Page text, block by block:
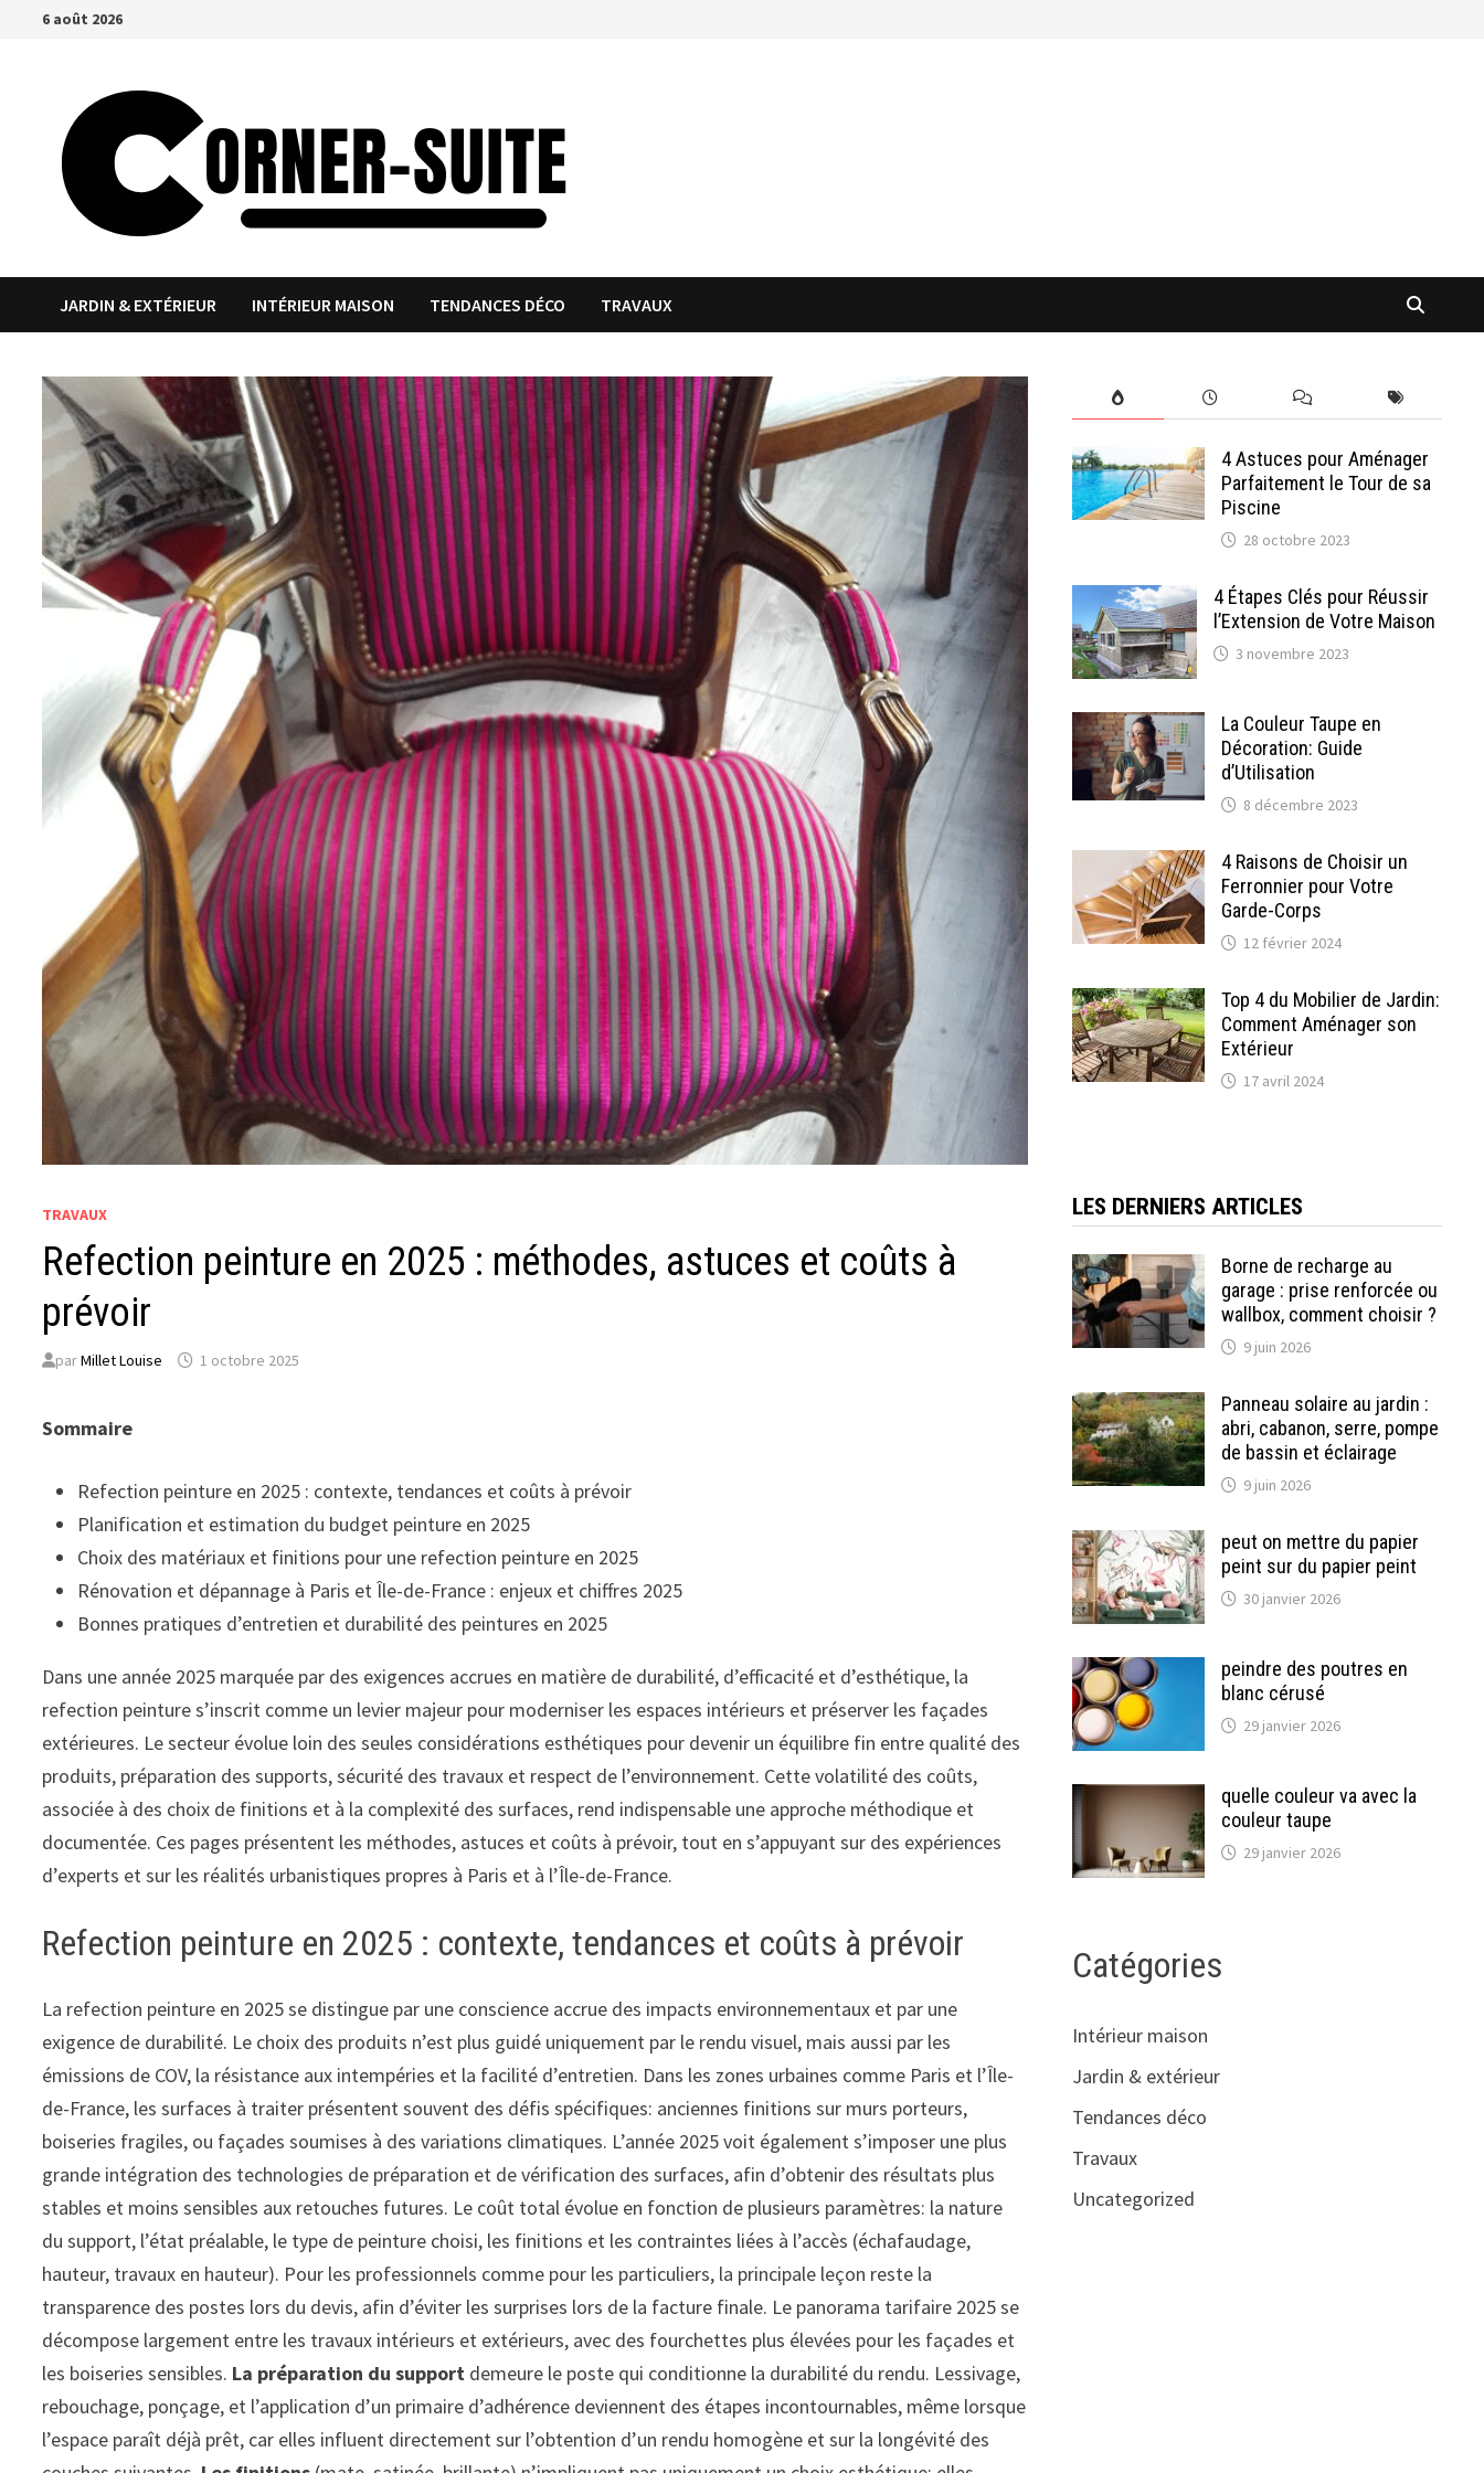
Passer6 août 2026
JARDIN & EXTÉRIEUR INTÉRIEUR MAISON TENDANCES DÉCO TRAVAUX
TRAVAUX
Refection peinture en 2025 : méthodes, astuces et coûts à
prévoir
parMillet Louise 1 octobre 2025
Sommaire
Refection peinture en 2025 : contexte, tendances et coûts à prévoir
Planification et estimation du budget peinture en 2025
Choix des matériaux et finitions pour une refection peinture en 2025
Rénovation et dépannage à Paris et Île-de-France : enjeux et chiffres 2025
Bonnes pratiques d’entretien et durabilité des peintures en 2025
Dans une année 2025 marquée par des exigences accrues en matière de durabilité, d’efficacité et d’esthétique, la
refection peinture s’inscrit comme un levier majeur pour moderniser les espaces intérieurs et préserver les façades
extérieures. Le secteur évolue loin des seules considérations esthétiques pour devenir un équilibre fin entre qualité des
produits, préparation des supports, sécurité des travaux et respect de l’environnement. Cette volatilité des coûts,
associée à des choix de finitions et à la complexité des surfaces, rend indispensable une approche méthodique et
documentée. Ces pages présentent les méthodes, astuces et coûts à prévoir, tout en s’appuyant sur des expériences
d’experts et sur les réalités urbanistiques propres à Paris et à l’Île-de-France.
Refection peinture en 2025 : contexte, tendances et coûts à prévoir
La refection peinture en 2025 se distingue par une conscience accrue des impacts environnementaux et par une
exigence de durabilité. Le choix des produits n’est plus guidé uniquement par le rendu visuel, mais aussi par les
émissions de COV, la résistance aux intempéries et la facilité d’entretien. Dans les zones urbaines comme Paris et l’Île-
de-France, les surfaces à traiter présentent souvent des défis spécifiques: anciennes finitions sur murs porteurs,
boiseries fragiles, ou façades soumises à des variations climatiques. L’année 2025 voit également s’imposer une plus
grande intégration des technologies de préparation et de vérification des surfaces, afin d’obtenir des résultats plus
stables et moins sensibles aux retouches futures. Le coût total évolue en fonction de plusieurs paramètres: la nature
du support, l’état préalable, le type de peinture choisi, les finitions et les contraintes liées à l’accès (échafaudage,
hauteur, travaux en hauteur). Pour les professionnels comme pour les particuliers, la principale leçon reste la
transparence des postes lors du devis, afin d’éviter les surprises lors de la facture finale. Le panorama tarifaire 2025 se
décompose largement entre les travaux intérieurs et extérieurs, avec des fourchettes plus élevées pour les façades et
les boiseries sensibles. La préparation du support demeure le poste qui conditionne la durabilité du rendu. Lessivage,
rebouchage, ponçage, et l’application d’un primaire d’adhérence deviennent des étapes incontournables, même lorsque
l’espace paraît déjà prêt, car elles influent directement sur l’obtention d’un rendu homogène et sur la longévité des
4 Astuces pour Aménager
Parfaitement le Tour de sa
Piscine
28 octobre 2023
4 Étapes Clés pour Réussir
l’Extension de Votre Maison
3 novembre 2023
La Couleur Taupe en
Décoration: Guide
d’Utilisation
8 décembre 2023
4 Raisons de Choisir un
Ferronnier pour Votre
Garde-Corps
12 février 2024
Top 4 du Mobilier de Jardin:
Comment Aménager son
Extérieur
17 avril 2024
LES DERNIERS ARTICLES
Borne de recharge au
garage : prise renforcée ou
wallbox, comment choisir ?
9 juin 2026
Panneau solaire au jardin :
abri, cabanon, serre, pompe
de bassin et éclairage
9 juin 2026
peut on mettre du papier
peint sur du papier peint
30 janvier 2026
peindre des poutres en
blanc cérusé
29 janvier 2026
quelle couleur va avec la
couleur taupe
29 janvier 2026
Catégories
Intérieur maison
Jardin & extérieur
Tendances déco
Travaux
Uncategorized